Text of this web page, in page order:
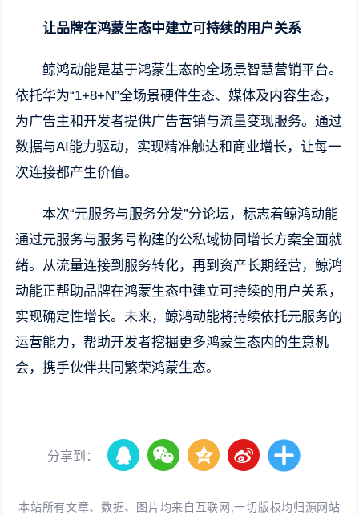
让品牌在鸿蒙生态中建立可持续的用户关系
鲸鸿动能是基于鸿蒙生态的全场景智慧营销平台。
依托华为“1+8+N”全场景硬件生态、媒体及内容生态，
为广告主和开发者提供广告营销与流量变现服务。通过
数据与AI能力驱动，实现精准触达和商业增长，让每一
次连接都产生价值。
本次“元服务与服务分发”分论坛，标志着鲸鸿动能
通过元服务与服务号构建的公私域协同增长方案全面就
绪。从流量连接到服务转化，再到资产长期经营，鲸鸿
动能正帮助品牌在鸿蒙生态中建立可持续的用户关系，
实现确定性增长。未来，鲸鸿动能将持续依托元服务的
运营能力，帮助开发者挖掘更多鸿蒙生态内的生意机
会，携手伙伴共同繁荣鸿蒙生态。
分享到：
本站所有文章、数据、图片均来自互联网,一切版权均归源网站